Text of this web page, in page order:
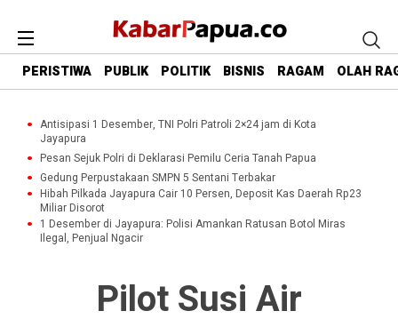
PERISTIWA PUBLIK POLITIK BISNIS RAGAM OLAH
Antisipasi 1 Desember, TNI Polri Patroli 2×24 jam di Kota
Jayapura
Pesan Sejuk Polri di Deklarasi Pemilu Ceria Tanah Papua
Gedung Perpustakaan SMPN 5 Sentani Terbakar
Hibah Pilkada Jayapura Cair 10 Persen, Deposit Kas Daerah Rp23
Miliar Disorot
1 Desember di Jayapura: Polisi Amankan Ratusan Botol Miras
Ilegal, Penjual Ngacir
Pilot Susi Air